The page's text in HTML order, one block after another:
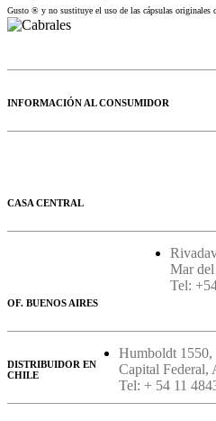
Gusto ® y no sustituye el uso de las cápsulas originales
INFORMACIÓN AL CONSUMIDOR
CASA CENTRAL
Mar
Tel:
OF. BUENOS AIRES
Humboldt
Capital Federal,
Tel: + 54 11
DISTRIBUIDOR EN
CHILE